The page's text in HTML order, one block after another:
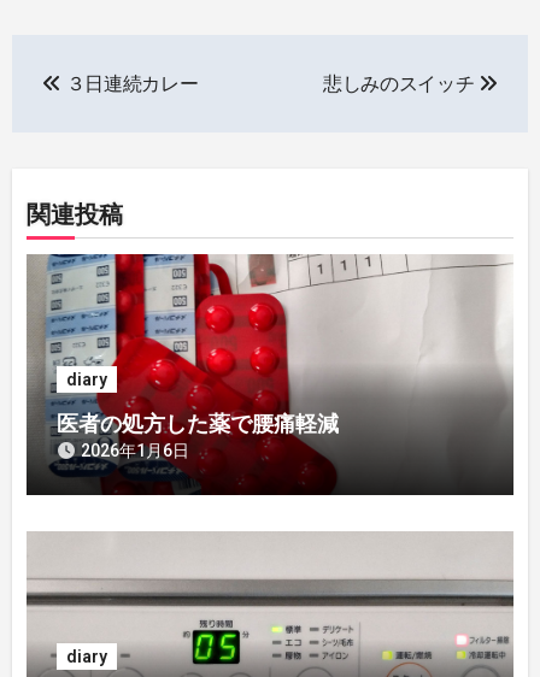
ビ
ゲ
ー
シ
ョ
ン
３日連続カレー 悲しみのスイッチ
関連投稿
diary
医者の処方した薬で腰痛軽減
2026年1月6日
diary